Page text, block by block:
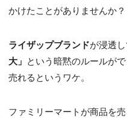
かけたことがありませんか？
ライザップブランドが浸透し
大」 という暗黙のルールが
売れるというワケ。
ファミリーマートが商品を